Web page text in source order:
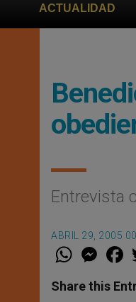
ACTUALIDAD
piden ayuda a
Entrevista
ABRIL 29, 2005
W
t
s
M
e
s
e
F
a
e
b
Share this